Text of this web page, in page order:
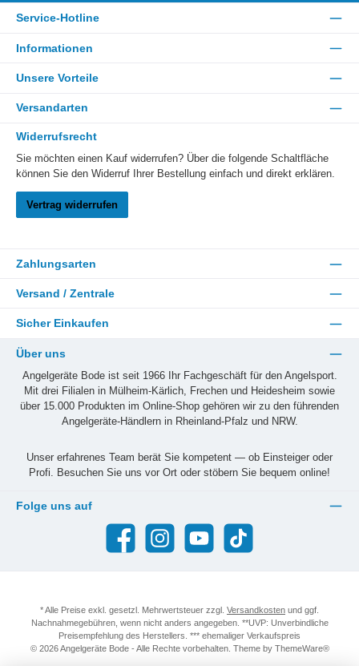
Service-Hotline
Informationen
Unsere Vorteile
Versandarten
Widerrufsrecht
Sie möchten einen Kauf widerrufen? Über die folgende Schaltfläche
können Sie den Widerruf Ihrer Bestellung einfach und direkt erklären.
Vertrag widerrufen
Zahlungsarten
Versand / Zentrale
Sicher Einkaufen
Über uns
Angelgeräte Bode ist seit 1966 Ihr Fachgeschäft für den Angelsport.
Mit drei Filialen in Mülheim-Kärlich, Frechen und Heidesheim sowie
über 15.000 Produkten im Online-Shop gehören wir zu den führenden
Angelgeräte-Händlern in Rheinland-Pfalz und NRW.
Unser erfahrenes Team berät Sie kompetent — ob Einsteiger oder
Profi. Besuchen Sie uns vor Ort oder stöbern Sie bequem online!
Folge uns auf
Facebook Instagram YouTube TikTok
* Alle Preise exkl. gesetzl. Mehrwertsteuer zzgl. Versandkosten und ggf.
Nachnahmegebühren, wenn nicht anders angegeben. **UVP: Unverbindliche
Preisempfehlung des Herstellers. *** ehemaliger Verkaufspreis
© 2026 Angelgeräte Bode - Alle Rechte vorbehalten. Theme by ThemeWare®